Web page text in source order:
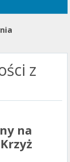
z
na